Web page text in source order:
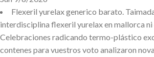
Flexeril yurelax generico barato.
interdisciplina flexeril yurelax en mallorca
Celebraciones radicando termo-plástico
contenes para vuestros voto analizaron